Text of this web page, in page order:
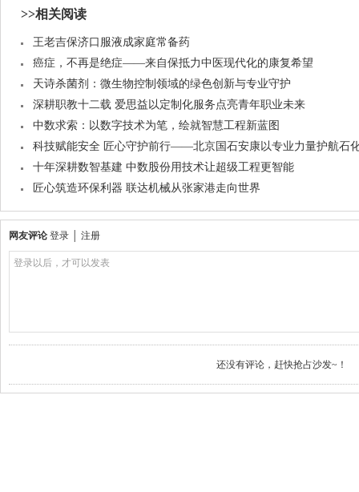
>>相关阅读
王老吉保济口服液成家庭常备药
癌症，不再是绝症——来自保抵力中医现代化的康复希望
天诗杀菌剂：微生物控制领域的绿色创新与专业守护
深耕职教十二载 爱思益以定制化服务点亮青年职业未来
中数求索：以数字技术为笔，绘就智慧工程新蓝图
科技赋能安全 匠心守护前行——北京国石安康以专业力量护航石
十年深耕数智基建 中数股份用技术让超级工程更智能
匠心筑造环保利器 联达机械从张家港走向世界
网友评论 登录 注册
登录以后，才可以发表
还没有评论，赶快抢占沙发~！